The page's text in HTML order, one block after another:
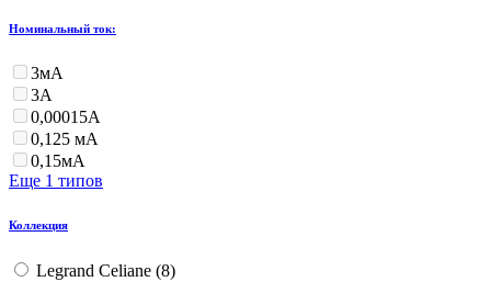
Номинальный ток:
3мА
3А
0,00015А
0,125 мА
0,15мА
Еще 1 типов
Коллекция
Legrand Celiane (8)